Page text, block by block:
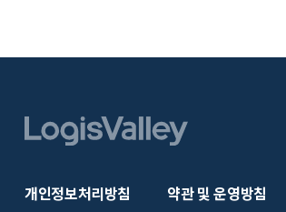
개인정보처리방침 약관 및 운영방침